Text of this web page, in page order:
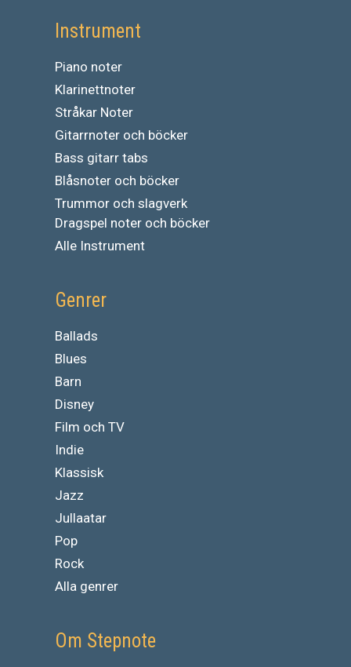
Instrument
Piano noter
Klarinettnoter
Stråkar Noter
Gitarrnoter och böcker
Bass gitarr tabs
Blåsnoter och böcker
Trummor och slagverk
Dragspel noter och böcker
Alle Instrument
Genrer
Ballads
Blues
Barn
Disney
Film och TV
Indie
Klassisk
Jazz
Jullaatar
Pop
Rock
Alla genrer
Om Stepnote